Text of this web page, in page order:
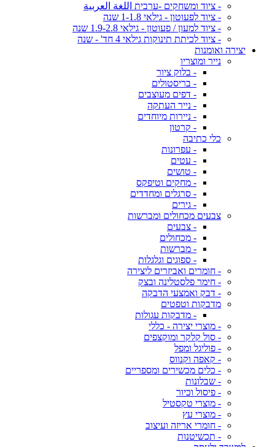
- ציוד ומשחקים -ערבית اللغة العربية
- ציוד לפעוטון - גילאי 1-1.8 שנה
- ציוד למעון / פעוטון - גילאי 1.9-2.8 שנה
- ציוד לכיתת תינוקות גילאי 4 חד' - שנה
יצירה ואומנות
נייר ומוצריו
- בלוק ציור
- בריסטולים
- דפים מעוצבים
- נייר העתקה
- ניירות מיוחדים
- קרטון
כלי כתיבה
- עפרונות
- עטים
- טושים
- מחקים וטיפקס
- סרגלים ומחדדים
- גירים
צבעים מכחולים ומברשות
- צבעים
- מכחולים
- מברשות
- ספוגים וגלגלות
- חומרים ואביזרים ליצירה
- חימר פלסטלינה ובצק
- דבק ואמצעי הדבקה
מדבקות וטפטים
- מדבקות עגולות
- מוצרי יצירה - כללי
- סול קלקר ומוקצפים
- פוליגל ומפל
- קאפה וקנווס
- כלים מכשירים ומספריים
- שבלונות
- פיסול וכיור
- מוצרי טקסטיל
- מוצרי עץ
- חומרי אריזה ועיצוב
- תכשיטנות